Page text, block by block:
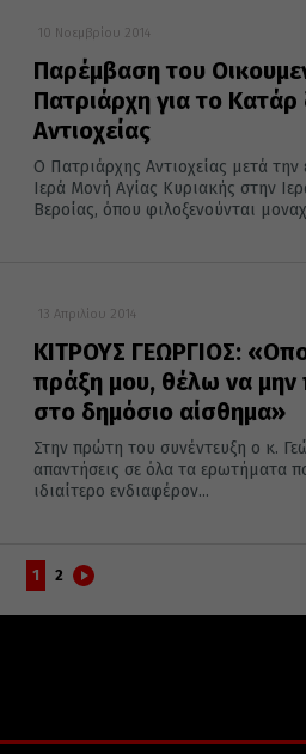
10 Νοεμβρίου 2014
Παρέμβαση του
Πατριάρχη για το Κατάρ
Αντιοχείας
Ο Πατριάρχης Αντιοχείας μετά
Ιερά Μονή Αγίας Κυριακής στην
Βεροίας, όπου φιλοξενούνται
13 Απριλίου 2014
ΚΙΤΡΟΥΣ ΓΕΩΡΓΙΟΣ:
πράξη μου, θέλω να μην
στο δημόσιο αίσθημα»
Στην πρώτη του συνέντευξη ο κ.
απαντήσεις σε όλα τα ερωτήματα
ιδιαίτερο ενδιαφέρον...
1 2